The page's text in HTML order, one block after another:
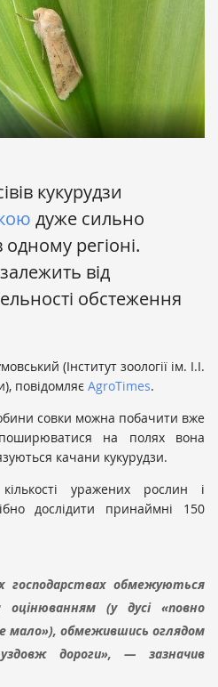
кукурудзи
дуже сильно
одному регіоні.
від
обстеження
(Інститут зоології ім. І.І.
повідомляє AgroTimes.
совки можна побачити вже
на полях вона
качани кукурудзи.
уражених рослин і
дослідити принаймні 150
обмежуються
оцінюванням (у дусі «повно
мало»), обмежившись оглядом
дороги», — зазначив